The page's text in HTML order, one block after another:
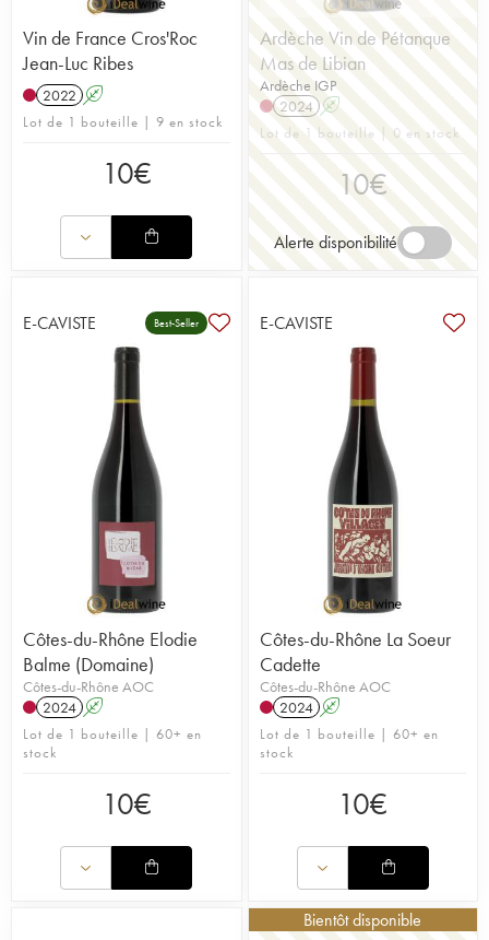
Vin de France Cros'Roc
Jean-Luc Ribes
2022 A
Lot de 1 bouteille | 9 en stock
10€
Ardèche Vin de Pétanque
Mas de Libian
Ardèche IGP
2024 A
Lot de 1 bouteille | 0 en stock
10€
Alerte disponibilité
E-CAVISTE Best-Seller
Côtes-du-Rhône Elodie
Balme (Domaine)
Côtes-du-Rhône AOC
2024 A
Lot de 1 bouteille | 60+ en
stock
10€
E-CAVISTE
Côtes-du-Rhône La Soeur
Cadette
Côtes-du-Rhône AOC
2024 A
Lot de 1 bouteille | 60+ en
stock
10€
Bientôt disponible